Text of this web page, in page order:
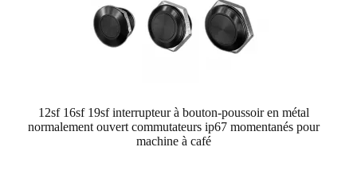
12sf 16sf 19sf interrupteur à bouton-poussoir en métal
normalement ouvert commutateurs ip67 momentanés pour
machine à café